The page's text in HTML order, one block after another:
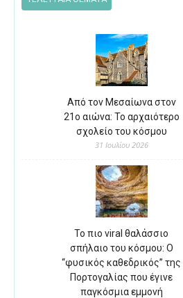
Από τον Μεσαίωνα στον
21ο αιώνα: Το αρχαιότερο
σχολείο του κόσμου
31 Ιουλίου 2026
Το πιο viral θαλάσσιο
σπήλαιο του κόσμου: Ο
“φυσικός καθεδρικός” της
Πορτογαλίας που έγινε
παγκόσμια εμμονή